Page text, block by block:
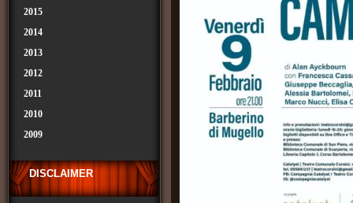
2015
2014
2013
2012
2011
2010
2009
DISCLAIMER